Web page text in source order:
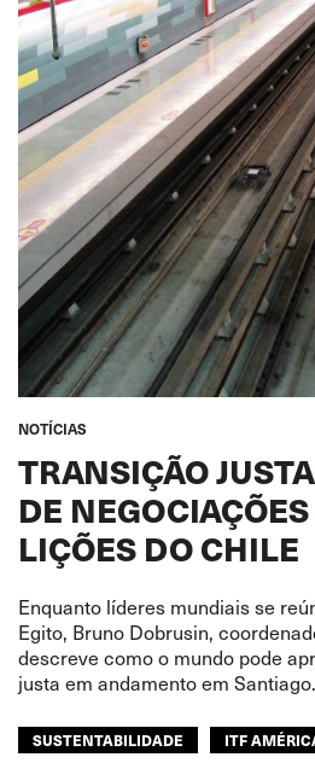
NOTÍCIAS
TRANSIÇÃO
DE
LIÇÕES DO CHILE
Enquanto líderes mundiais se
Egito, Bruno Dobrusin,
descreve como o mundo pode
justa em andamento em
SUSTENTABILIDADE
ITF